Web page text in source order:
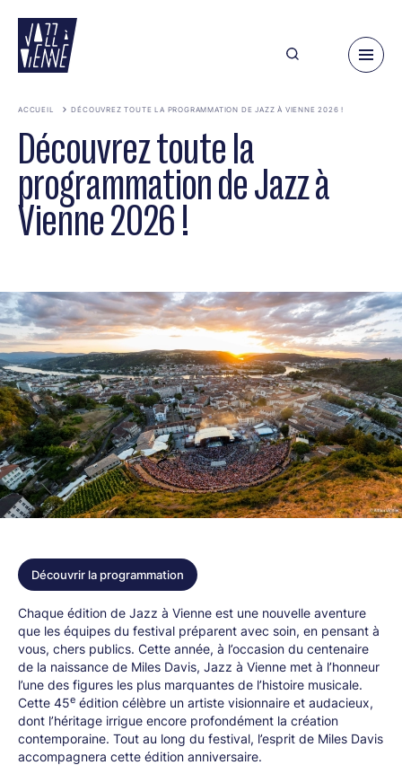
contenu
principal
ACCUEIL DÉCOUVREZ TOUTE LA PROGRAMMATION DE JAZZ À VIENNE 2026 !
Découvrez toute la
programmation de Jazz à
Vienne 2026 !
Découvrir la programmation
Chaque édition de Jazz à Vienne est une nouvelle aventure
que les équipes du festival préparent avec soin, en pensant à
vous, chers publics. Cette année, à l’occasion du centenaire
de la naissance de Miles Davis, Jazz à Vienne met à l’honneur
l’une des figures les plus marquantes de l’histoire musicale.
Cette 45e édition célèbre un artiste visionnaire et audacieux,
dont l’héritage irrigue encore profondément la création
contemporaine. Tout au long du festival, l’esprit de Miles Davis
accompagnera cette édition anniversaire.